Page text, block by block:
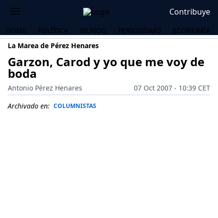
Contribuye
HOME POLÍTICA MUNDO PERIODISMO
ECONOMÍA
La Marea de Pérez Henares
Garzon, Carod y yo que me voy de
boda
Antonio Pérez Henares
07 Oct 2007 - 10:39 CET
Archivado en: COLUMNISTAS